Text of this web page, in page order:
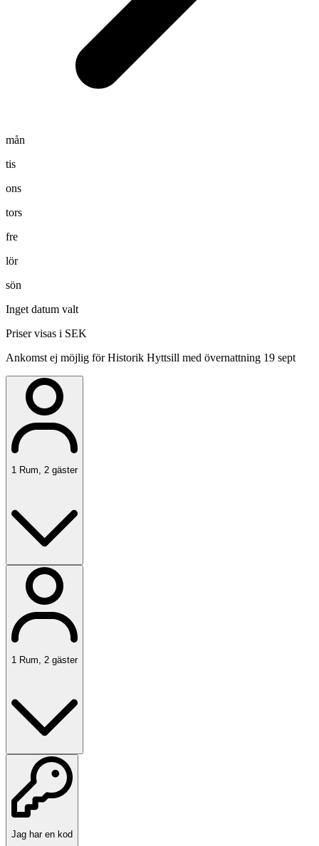
mån
tis
ons
tors
fre
lör
sön
Inget datum valt
Priser visas i SEK
Ankomst ej möjlig för Historik Hyttsill med övernattning 19 sept
1 Rum, 2 gäster
1 Rum 2 gäster
Jag har en kod